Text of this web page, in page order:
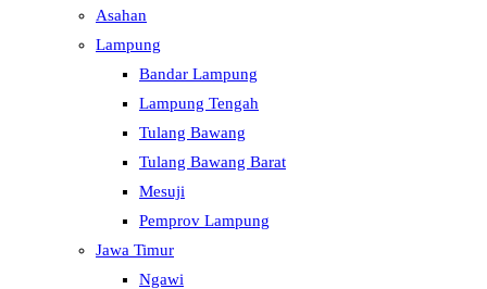
Asahan
Lampung
Bandar Lampung
Lampung Tengah
Tulang Bawang
Tulang Bawang Barat
Mesuji
Pemprov Lampung
Jawa Timur
Ngawi